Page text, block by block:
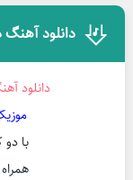
دانلود آهنگ
دانلود
با دو کیفیت ۳۲۰